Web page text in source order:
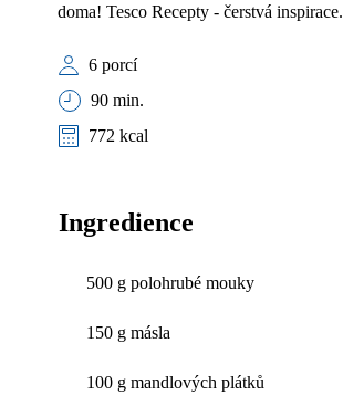
doma! Tesco Recepty - čerstvá inspirace.
6 porcí
90 min.
772 kcal
Ingredience
500 g polohrubé mouky
150 g másla
100 g mandlových plátků